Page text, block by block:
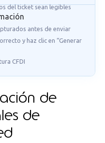
del ticket sean legibles
antes de enviar
y haz clic en “Generar
CFDI
de
de